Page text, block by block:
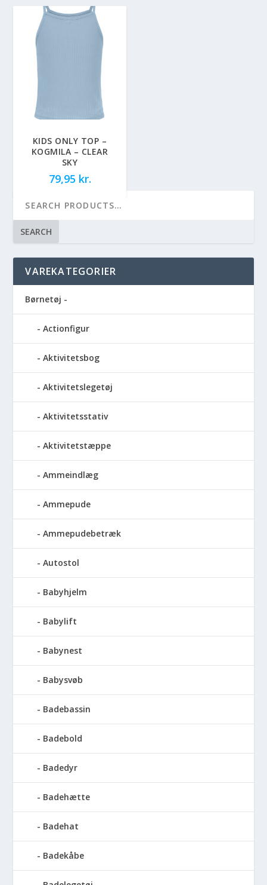
KIDS ONLY TOP –
KOGMILA – CLEAR
SKY
79,95 kr.
SEARCH
VAREKATEGORIER
Børnetøj -
Actionfigur
Aktivitetsbog
Aktivitetslegetøj
Aktivitetsstativ
Aktivitetstæppe
Ammeindlæg
Ammepude
Ammepudebetræk
Autostol
Babyhjelm
Babylift
Babynest
Babysvøb
Badebassin
Badebold
Badedyr
Badehætte
Badehat
Badekåbe